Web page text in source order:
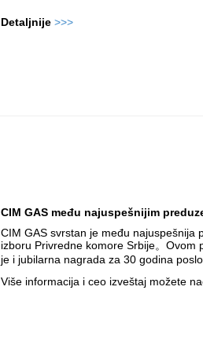
Detaljnije >>>
CIM GAS među najuspešnijim
CIM GAS svrstan je među najuspešnija
izboru Privredne komore Srbije。 Ovom
je i jubilarna nagrada za 30 godina
Više informacija i ceo izveštaj možete